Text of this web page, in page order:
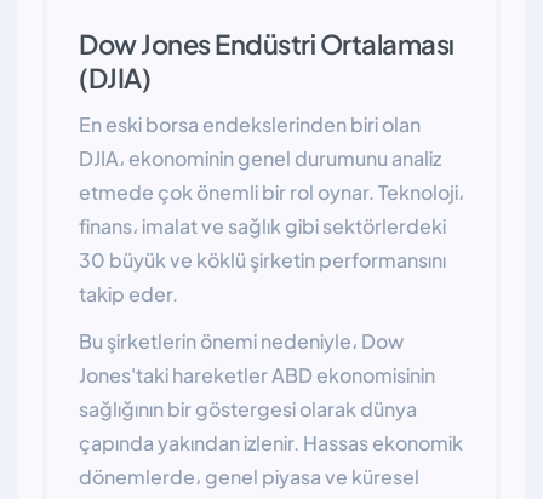
Dow Jones Endüstri Ortalaması
(DJIA)
En eski borsa endekslerinden biri olan
DJIA، ekonominin genel durumunu analiz
etmede çok önemli bir rol oynar. Teknoloji،
finans، imalat ve sağlık gibi sektörlerdeki
30 büyük ve köklü şirketin performansını
takip eder.
Bu şirketlerin önemi nedeniyle، Dow
Jones'taki hareketler ABD ekonomisinin
sağlığının bir göstergesi olarak dünya
çapında yakından izlenir. Hassas ekonomik
dönemlerde، genel piyasa ve küresel